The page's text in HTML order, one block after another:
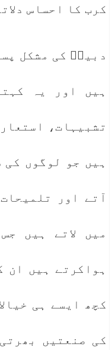
کرب کا احساس
دبیرؔ کی مشکل
ہیں اور یہ
تشبیہات،
ہیں جو لوگوں
آتے اور
میں لاتے ہیں
ہواکرتے ہیں ان
کچھ ایسے ہی
کی صنعتیں